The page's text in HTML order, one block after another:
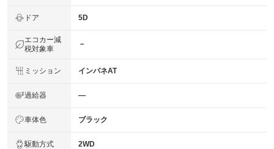
ドア 5D
エコカー減
税対象車
－
ミッション インパネAT
過給器 ―
車体色 ブラック
駆動方式 2WD